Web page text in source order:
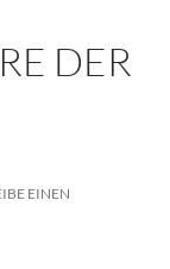
DER
EINEN